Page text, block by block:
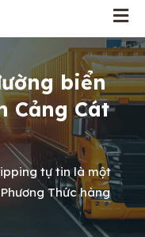
biển
Cảng Cát
tự tin là một
Thức hàng